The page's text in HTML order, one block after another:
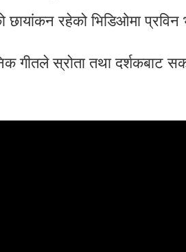
छायांकन रहेको भिडिओमा
गीतले स्रोता तथा दर्शकबाट